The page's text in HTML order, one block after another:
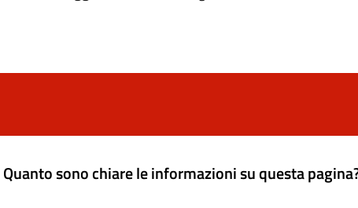
Quanto sono chiare le informazioni su questa